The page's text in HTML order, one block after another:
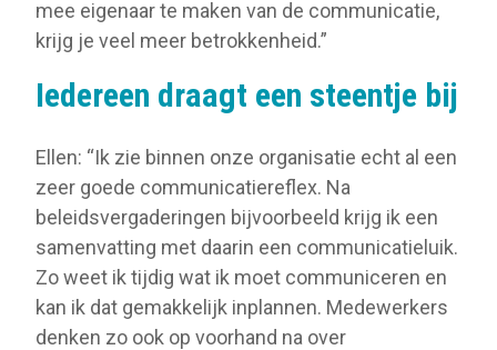
mee eigenaar te maken van de communicatie,
krijg je veel meer betrokkenheid.”
Iedereen draagt een steentje bij
Ellen: “Ik zie binnen onze organisatie echt al een
zeer goede communicatiereflex. Na
beleidsvergaderingen bijvoorbeeld krijg ik een
samenvatting met daarin een communicatieluik.
Zo weet ik tijdig wat ik moet communiceren en
kan ik dat gemakkelijk inplannen. Medewerkers
denken zo ook op voorhand na over